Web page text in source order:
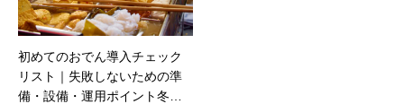
初めてのおでん導入チェック
リスト｜失敗しないための準
備・設備・運用ポイント冬だ